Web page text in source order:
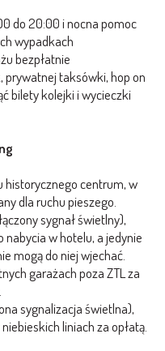
do 20:00 i nocna pomoc
wypadkach
bezpłatnie
prywatnej taksówki, hop on
bilety kolejki i wycieczki
historycznego centrum, w
dla ruchu pieszego.
sygnał świetlny),
w hotelu, a jedynie
mogą do niej wjechać.
garażach poza ZTL za
sygnalizacja świetlna),
liniach za opłatą.